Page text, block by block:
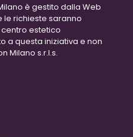
è gestito dalla Web
le richieste saranno
estetico
a questa iniziativa e non
Milano s.r.l.s.